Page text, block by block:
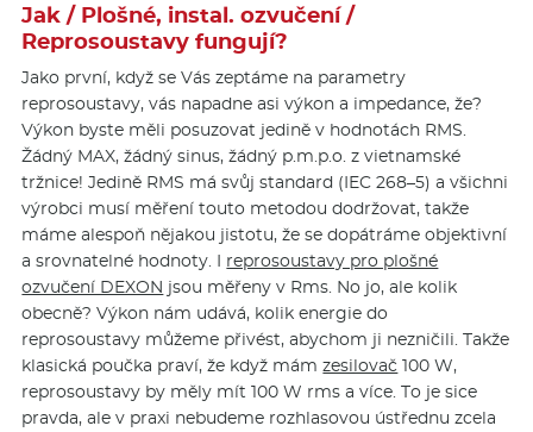
Jak / Plošné, instal. ozvučení /
Reprosoustavy fungují?
Jako první, když se Vás zeptáme na parametry
reprosoustavy, vás napadne asi výkon a impedance, že?
Výkon byste měli posuzovat jedině v hodnotách RMS.
Žádný MAX, žádný sinus, žádný p.m.p.o. z vietnamské
tržnice! Jedině RMS má svůj standard (IEC 268–5) a všichni
výrobci musí měření touto metodou dodržovat, takže
máme alespoň nějakou jistotu, že se dopátráme objektivní
a srovnatelné hodnoty. I reprosoustavy pro plošné
ozvučení DEXON jsou měřeny v Rms. No jo, ale kolik
obecně? Výkon nám udává, kolik energie do
reprosoustavy můžeme přivést, abychom ji nezničili. Takže
klasická poučka praví, že když mámzesilovač 100 W,
reprosoustavy by měly mít 100 W rms a více. To je sice
pravda, ale v praxi nebudeme rozhlasovou ústřednu zcela